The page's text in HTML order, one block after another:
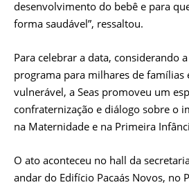
desenvolvimento do bebê e para
forma saudável”, ressaltou.
Para celebrar a data, considerando
programa para milhares de famílias
vulnerável, a Seas promoveu um
confraternização e diálogo sobre o
na Maternidade e na Primeira
O ato aconteceu no hall da
andar do Edifício Pacaás Novos, no